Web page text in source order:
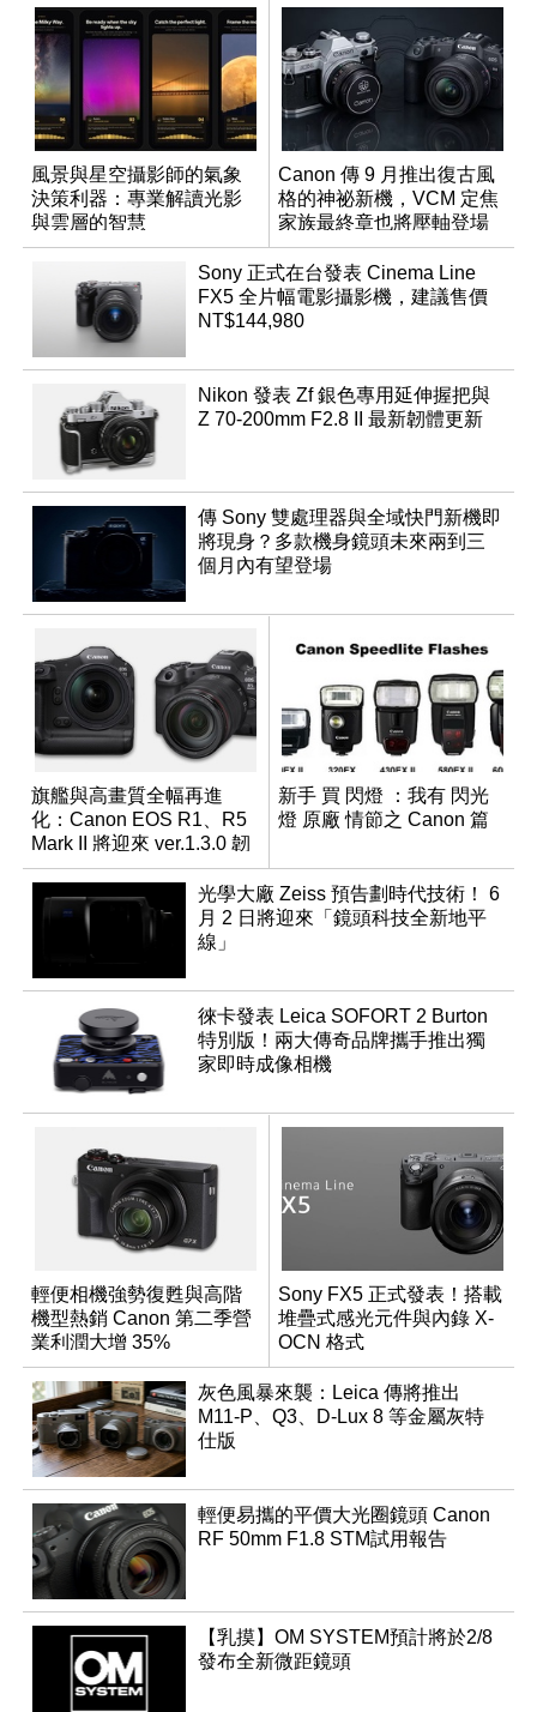
風景與星空攝影師的氣象
決策利器：專業解讀光影
與雲層的智慧
App「Atmos」登場
Canon 傳 9 月推出復古風
格的神祕新機，VCM 定焦
家族最終章也將壓軸登場
Sony 正式在台發表 Cinema Line
FX5 全片幅電影攝影機，建議售價
NT$144,980
Nikon 發表 Zf 銀色專用延伸握把與
Z 70-200mm F2.8 II 最新韌體更新
傳 Sony 雙處理器與全域快門新機即
將現身？多款機身鏡頭未來兩到三
個月內有望登場
旗艦與高畫質全幅再進
化：Canon EOS R1、R5
Mark II 將迎來 ver.1.3.0 韌
體更新
新手 買 閃燈 ：我有 閃光
燈 原廠 情節之 Canon 篇
光學大廠 Zeiss 預告劃時代技術！ 6
月 2 日將迎來「鏡頭科技全新地平
線」
徠卡發表 Leica SOFORT 2 Burton
特別版！兩大傳奇品牌攜手推出獨
家即時成像相機
輕便相機強勢復甦與高階
機型熱銷 Canon 第二季營
業利潤大增 35%
Sony FX5 正式發表！搭載
堆疊式感光元件與內錄 X-
OCN 格式
灰色風暴來襲：Leica 傳將推出
M11-P、Q3、D-Lux 8 等金屬灰特
仕版
輕便易攜的平價大光圈鏡頭 Canon
RF 50mm F1.8 STM試用報告
【乳摸】OM SYSTEM預計將於2/8
發布全新微距鏡頭